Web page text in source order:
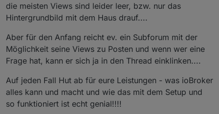
die meisten Views sind leider leer, bzw. nur das
Hintergrundbild mit dem Haus drauf....
Aber für den Anfang reicht ev. ein Subforum mit der
Möglichkeit seine Views zu Posten und wenn wer eine
Frage hat, kann er sich ja in den Thread einklinken....
Auf jeden Fall Hut ab für eure Leistungen - was ioBroker
alles kann und macht und wie das mit dem Setup und
so funktioniert ist echt genial!!!!